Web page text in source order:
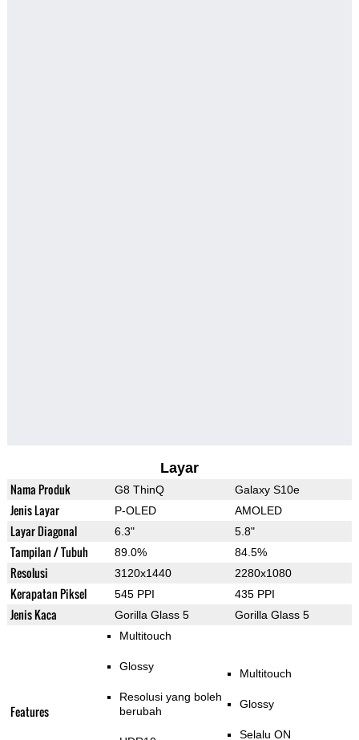
Layar
Nama Produk G8 ThinQ Galaxy S10e
Jenis Layar P-OLED AMOLED
Layar Diagonal 6.3" 5.8"
Tampilan / Tubuh 89.0% 84.5%
Resolusi 3120x1440 2280x1080
Kerapatan Piksel 545 PPI 435 PPI
Jenis Kaca Gorilla Glass 5 Gorilla Glass 5
Features
Multitouch
Glossy
Resolusi yang boleh
berubah
Multitouch
Glossy
Selalu ON